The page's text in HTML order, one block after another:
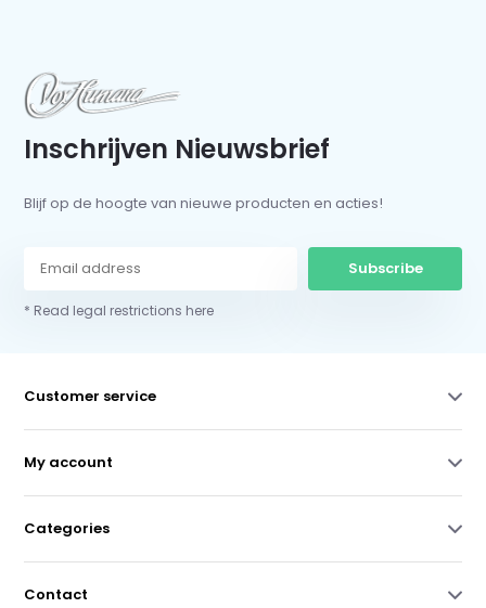
Inschrijven Nieuwsbrief
Blijf op de hoogte van nieuwe producten en acties!
Subscribe
* Read legal restrictions here
Customer service
My account
Categories
Contact